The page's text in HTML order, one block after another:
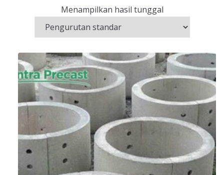
Menampilkan hasil tunggal